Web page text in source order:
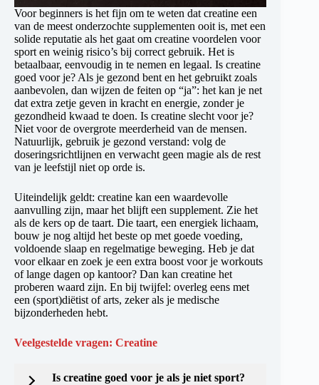
Voor beginners is het fijn om te weten dat creatine een
van de meest onderzochte supplementen ooit is, met een
solide reputatie als het gaat om creatine voordelen voor
sport en weinig risico’s bij correct gebruik. Het is
betaalbaar, eenvoudig in te nemen en legaal. Is creatine
goed voor je? Als je gezond bent en het gebruikt zoals
aanbevolen, dan wijzen de feiten op “ja”: het kan je net
dat extra zetje geven in kracht en energie, zonder je
gezondheid kwaad te doen. Is creatine slecht voor je?
Niet voor de overgrote meerderheid van de mensen.
Natuurlijk, gebruik je gezond verstand: volg de
doseringsrichtlijnen en verwacht geen magie als de rest
van je leefstijl niet op orde is.
Uiteindelijk geldt: creatine kan een waardevolle
aanvulling zijn, maar het blijft een supplement. Zie het
als de kers op de taart. Die taart, een energiek lichaam,
bouw je nog altijd het beste op met goede voeding,
voldoende slaap en regelmatige beweging. Heb je dat
voor elkaar en zoek je een extra boost voor je workouts
of lange dagen op kantoor? Dan kan creatine het
proberen waard zijn. En bij twijfel: overleg eens met
een (sport)diëtist of arts, zeker als je medische
bijzonderheden hebt.
Veelgestelde vragen: Creatine
Is creatine goed voor je als je niet sport?